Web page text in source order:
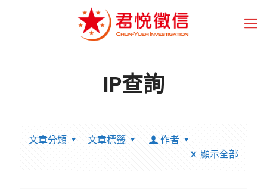
IP查詢
文章分類 文章標籤
作者
顯示全部